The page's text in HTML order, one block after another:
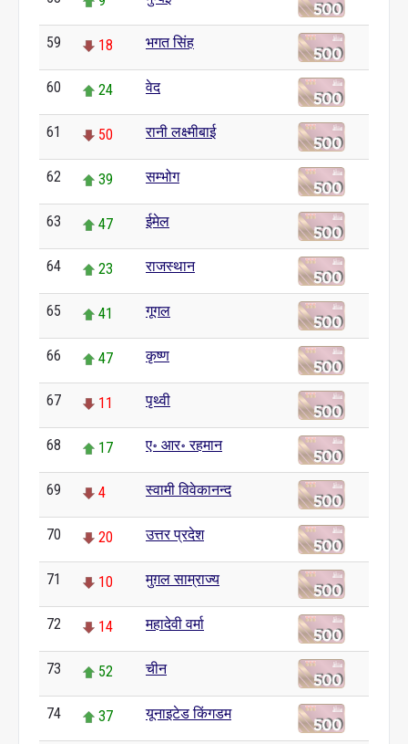
59 18 भगत सिंह
60 24 वेद
61 50 रानी लक्ष्मीबाई
62 39 सम्भोग
63 47 ईमेल
64 23 राजस्थान
65 41 गूगल
66 47 कृष्ण
67 11 पृथ्वी
68 17 ए॰ आर॰ रहमान
69 4 स्वामी विवेकानन्द
70 20 उत्तर प्रदेश
71 10 मुग़ल साम्राज्य
72 14 महादेवी वर्मा
73 52 चीन
74 37 यूनाइटेड किंगडम